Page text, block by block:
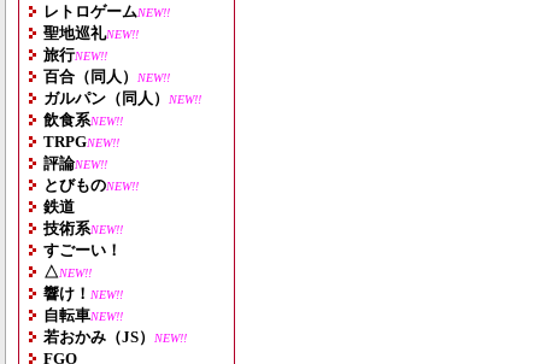
レトロゲームNEW!!
聖地巡礼NEW!!
旅行NEW!!
百合（同人） NEW!!
ガルパン（同人） NEW!!
飲食系NEW!!
TRPGNEW!!
評論NEW!!
とびものNEW!!
鉄道
技術系NEW!!
すごーい！
△NEW!!
響け！ NEW!!
自転車NEW!!
若おかみ（JS） NEW!!
FGO